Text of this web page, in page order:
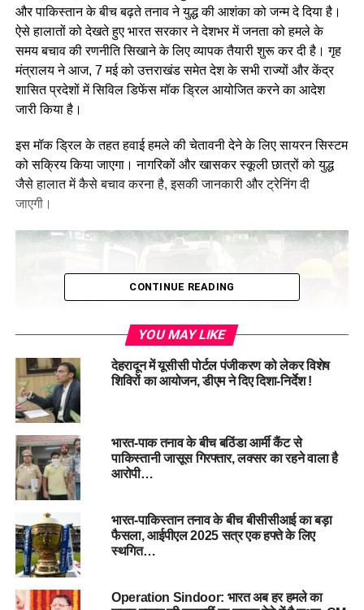
और पाकिस्तान के बीच बढ़ते तनाव ने युद्ध की आशंका को जन्म दे दिया है।
ऐसे हालातों को देखते हुए भारत सरकार ने देशभर में जनता को हमले के
समय बचाव की रणनीति सिखाने के लिए व्यापक तैयारी शुरू कर दी है। गृह
मंत्रालय ने आज, 7 मई को उत्तराखंड समेत देश के सभी राज्यों और केंद्र
शासित प्रदेशों में सिविल डिफेंस मॉक ड्रिल आयोजित करने का आदेश
जारी किया है।
इस मॉक ड्रिल के तहत हवाई हमले की चेतावनी देने के लिए सायरन सिस्टम
को सक्रिय किया जाएगा। नागरिकों और खासकर स्कूली छात्रों को युद्ध
जैसे हालात में कैसे बचाव करना है, इसकी जानकारी और ट्रेनिंग दी
जाएगी।
गौरतलब है कि ऐसा अभ्यास पहले भी 1971 के भारत-पाक युद्ध से पहले
किया गया था, जब देश में जगह-जगह सायरन बजते थे और नागरिकों को
अंधेरे में रहने, खिड़कियां ढंकने और सुरक्षित स्थानों पर जाने का अभ्यास
कराया जाता था।
रिटायर्ड मेजर जनरल शम्मी सभरवाल, जो उत्तराखंड से हैं और चार बार
जम्मू-कश्मीर में तैनात रह चुके हैं, ने बताया, “मॉक ड्रिल लोगों को यह
सिखाने के लिए होती है कि अगर युद्ध जैसी स्थिति बनती है तो कैसे तुरंत
प्रतिक्रिया दी जाए। 1971 में युद्ध शुरू होने से 6–8 महीने पहले ही ऐसी
CONTINUE READING
YOU MAY LIKE
देहरादून में यूसीसी पोर्टल पंजीकरण को लेकर विशेष
शिविरों का आयोजन, डीएम ने दिए दिशा-निर्देश !
भारत-पाक तनाव के बीच बठिंडा आर्मी कैंट से
पाकिस्तानी जासूस गिरफ्तार, लक्सर का रहने वाला है
आरोपी…
भारत-पाकिस्तान तनाव के बीच बीसीसीआई का बड़ा
फैसला, आईपीएल 2025 सत्र एक हफ्ते के लिए
स्थगित…
Operation Sindoor: भारत अब हर हमले का